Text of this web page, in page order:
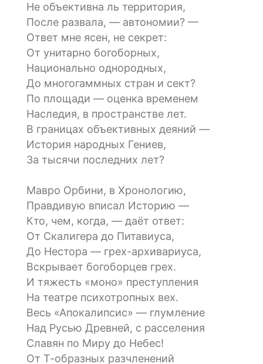
Не объективна ль территория,
После развала, — автономии? —
Ответ мне ясен, не секрет:
От унитарно богоборных,
Национально однородных,
До многогаммных стран и сект?
По площади — оценка временем
Наследия, в пространстве лет.
В границах объективных деяний —
История народных Гениев,
За тысячи последних лет?
Мавро Орбини, в Хронологию,
Правдивую вписал Историю —
Кто, чем, когда, — даёт ответ:
От Скалигера до Питавиуса,
До Нестора — грех-архивариуса,
Вскрывает богоборцев грех.
И тяжесть «моно» преступления
На театре психотропных вех.
Весь «Апокалипсис» — глумление
Над Русью Древней, с расселения
Славян по Миру до Небес!
От Т-образных разчленений